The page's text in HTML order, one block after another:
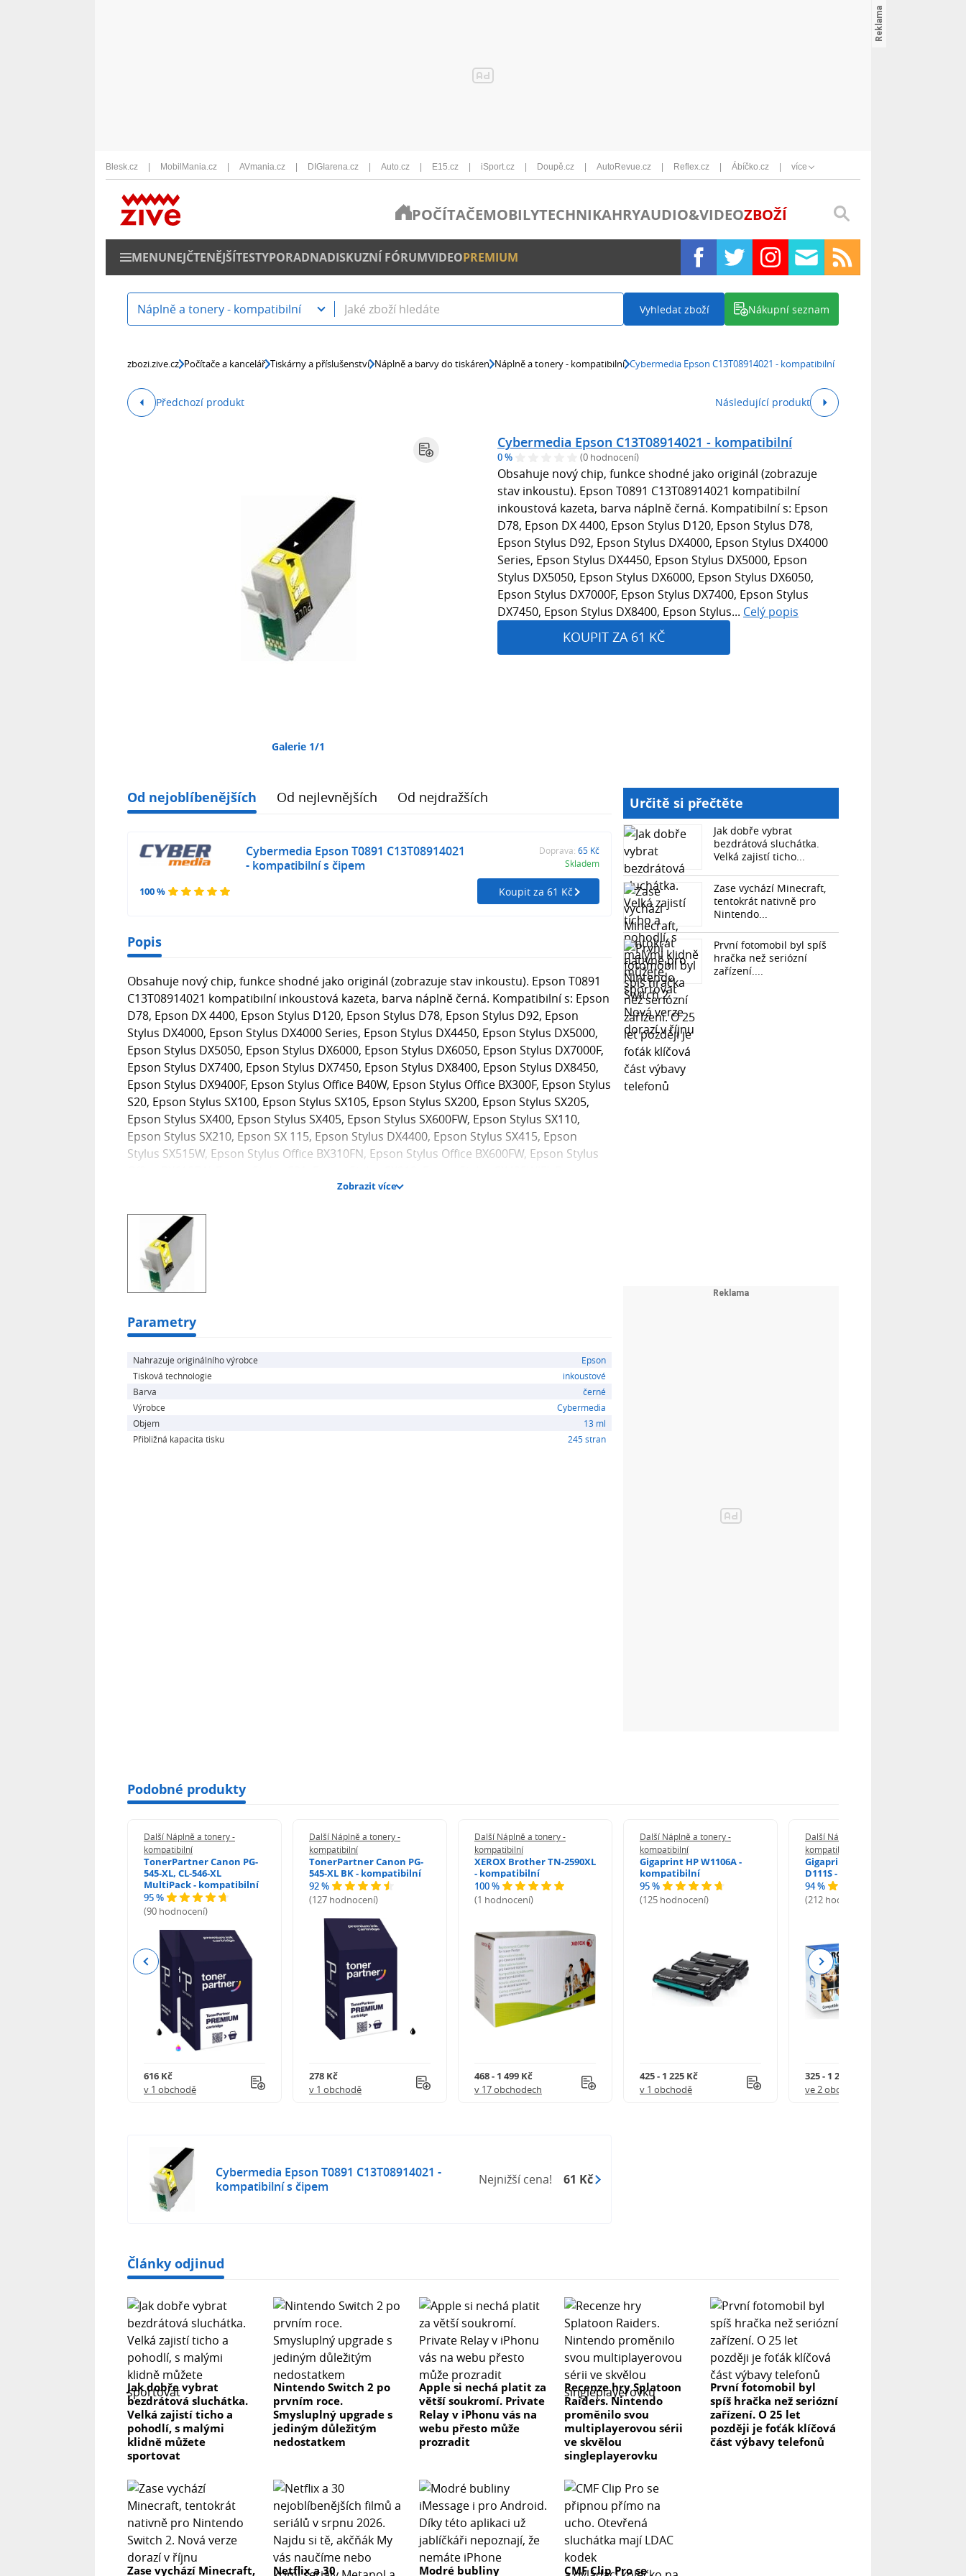
Blesk.cz MobilMania.cz AVmania.cz DIGIarena.cz Auto.cz E15.cz iSport.cz Doupě.cz AutoRevue.cz Reflex.cz Ábíčko.cz více
POČÍTAČEMOBILYTECHNIKAHRYAUDIO&VIDEOZBOŽÍ
MENUNEJČTENĚJŠÍTESTYPORADNADISKUZNÍ FÓRUMVIDEOPREMIUM
Náplně a tonery - kompatibilní Vyhledat zboží Nákupní seznam
zbozi.zive.cz Počítače a kancelář Tiskárny a příslušenství Náplně a barvy do tiskáren Náplně a tonery - kompatibilní Cybermedia Epson C13T08914021 - kompatibilní
Předchozí produkt Následující produkt
Galerie 1/1
Cybermedia Epson C13T08914021 - kompatibilní
0 % (0 hodnocení)
Obsahuje nový chip, funkce shodné jako originál (zobrazuje
stav inkoustu). Epson T0891 C13T08914021 kompatibilní
inkoustová kazeta, barva náplně černá. Kompatibilní s: Epson
D78, Epson DX 4400, Epson Stylus D120, Epson Stylus D78,
Epson Stylus D92, Epson Stylus DX4000, Epson Stylus DX4000
Series, Epson Stylus DX4450, Epson Stylus DX5000, Epson
Stylus DX5050, Epson Stylus DX6000, Epson Stylus DX6050,
Epson Stylus DX7000F, Epson Stylus DX7400, Epson Stylus
DX7450, Epson Stylus DX8400, Epson Stylus... Celý popis
KOUPIT ZA 61 KČ
Od nejoblíbenějších Od nejlevnějších Od nejdražších
100 %
Cybermedia Epson T0891 C13T08914021
- kompatibilní s čipem
Doprava: 65 Kč
Skladem
Koupit za 61 Kč
Popis
Obsahuje nový chip, funkce shodné jako originál (zobrazuje stav inkoustu). Epson T0891
C13T08914021 kompatibilní inkoustová kazeta, barva náplně černá. Kompatibilní s: Epson
D78, Epson DX 4400, Epson Stylus D120, Epson Stylus D78, Epson Stylus D92, Epson
Stylus DX4000, Epson Stylus DX4000 Series, Epson Stylus DX4450, Epson Stylus DX5000,
Epson Stylus DX5050, Epson Stylus DX6000, Epson Stylus DX6050, Epson Stylus DX7000F,
Epson Stylus DX7400, Epson Stylus DX7450, Epson Stylus DX8400, Epson Stylus DX8450,
Epson Stylus DX9400F, Epson Stylus Office B40W, Epson Stylus Office BX300F, Epson Stylus
S20, Epson Stylus SX100, Epson Stylus SX105, Epson Stylus SX200, Epson Stylus SX205,
Epson Stylus SX400, Epson Stylus SX405, Epson Stylus SX600FW, Epson Stylus SX110,
Epson Stylus SX210, Epson SX 115, Epson Stylus DX4400, Epson Stylus SX415, Epson
Stylus SX515W, Epson Stylus Office BX310FN, Epson Stylus Office BX600FW, Epson Stylus
Stylus SX410, Epson Stylus SX510W, Epson Stylus SX610FW, Epson Stylus SX115, Epson
CX4300, Epson Stylus D91, Epson Stylus DX4050, Epson Stylus Office BX310, Epson Stylus
DX7000, Epson Stylus DX9400, Epson Stylus Office B40, Epson Stylus Office BX300, Epson
Stylus SX600, Epson Stylus Office BX600, Epson Stylus Office BX610, Epson Stylus Office
SX610, Epson Stylus SX510, Epson Stylus SX515, Epson Stylus SX610
Zobrazit více
Parametry
Nahrazuje originálního výrobce
Epson
Tisková technologie
inkoustové
Barva
černé
Výrobce
Cybermedia
Objem
13 ml
Přibližná kapacita tisku
245 stran
Určitě si přečtěte
Jak dobře vybrat
bezdrátová sluchátka.
Velká zajistí ticho...
Zase vychází Minecraft,
tentokrát nativně pro
Nintendo...
První fotomobil byl spíš
hračka než seriózní
zařízení....
Podobné produkty
Další Náplně a tonery -
kompatibilní
TonerPartner Canon PG-
545-XL, CL-546-XL
MultiPack - kompatibilní
95 %
(90 hodnocení)
616 Kč
v 1 obchodě
Další Náplně a tonery -
kompatibilní
TonerPartner Canon PG-
545-XL BK - kompatibilní
92 %
(127 hodnocení)
278 Kč
v 1 obchodě
Další Náplně a tonery -
kompatibilní
XEROX Brother TN-2590XL
- kompatibilní
100 %
(1 hodnocení)
468 - 1 499 Kč
v 17 obchodech
Další Náplně a tonery -
kompatibilní
Gigaprint HP W1106A -
kompatibilní
95 %
(125 hodnocení)
425 - 1 225 Kč
v 1 obchodě
Další Náplně a tonery -
kompatibilní
Gigaprint Samsung MLT-
D111S - kompatibilní
94 %
(212 hodnocení)
325 - 1 245 Kč
ve 2 obchodech
Previous Next
Cybermedia Epson T0891 C13T08914021 -
kompatibilní s čipem
Nejnižší cena! 61 Kč
Články odjinud
Jak dobře vybrat
bezdrátová sluchátka.
Velká zajistí ticho a
pohodlí, s malými
klidně můžete
sportovat
Nintendo Switch 2 po
prvním roce.
Smysluplný upgrade s
jediným důležitým
nedostatkem
Apple si nechá platit za
větší soukromí. Private
Relay v iPhonu vás na
webu přesto může
prozradit
Recenze hry Splatoon
Raiders. Nintendo
proměnilo svou
multiplayerovou sérii
ve skvělou
singleplayerovku
První fotomobil byl
spíš hračka než seriózní
zařízení. O 25 let
později je foťák klíčová
část výbavy telefonů
Zase vychází Minecraft, Netflix a 30 Modré bubliny CMF Clip Pro se